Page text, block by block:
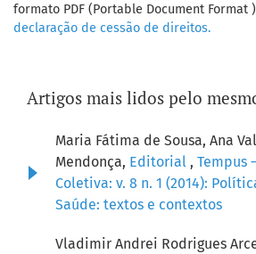
formato PDF (Portable Document Format
declaração de cessão de direitos.
Artigos mais lidos pelo
Maria Fátima de Sousa, Ana
Mendonça, Editorial , Tempus
Coletiva: v. 8 n. 1 (2014):
Saúde: textos e contextos
Vladimir Andrei Rodrigues